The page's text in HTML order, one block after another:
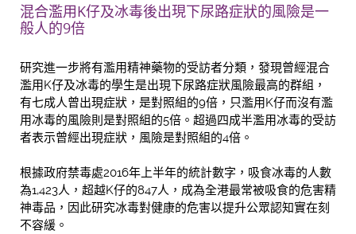
混合濫用K仔及冰毒後出現下尿路症狀的風險是一
般人的9倍
研究進一步將有濫用精神藥物的受訪者分類，發現曾經混合
濫用K仔及冰毒的學生是出現下尿路症狀風險最高的群組，
有七成人曾出現症狀，是對照組的9倍，只濫用K仔而沒有濫
用冰毒的風險則是對照組的5倍。超過四成半濫用冰毒的受訪
者表示曾經出現症狀，風險是對照組的4倍。
根據政府禁毒處2016年上半年的統計數字，吸食冰毒的人數
為1,423人，超越K仔的847人，成為全港最常被吸食的危害精
神毒品，因此研究冰毒對健康的危害以提升公眾認知實在刻
不容緩。